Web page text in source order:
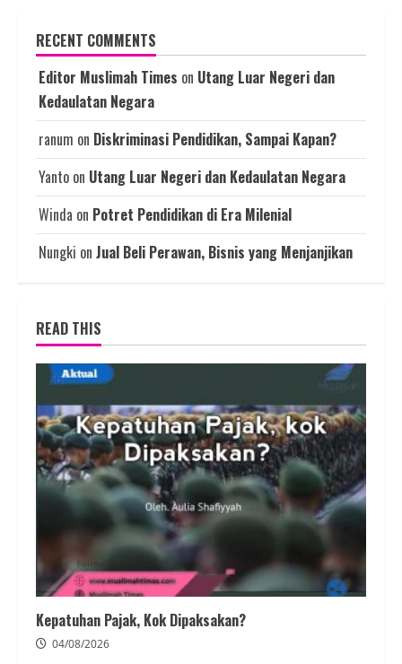
RECENT COMMENTS
Editor Muslimah Times on Utang Luar Negeri dan
Kedaulatan Negara
ranum on Diskriminasi Pendidikan, Sampai Kapan?
Yanto on Utang Luar Negeri dan Kedaulatan Negara
Winda on Potret Pendidikan di Era Milenial
Nungki on Jual Beli Perawan, Bisnis yang Menjanjikan
READ THIS
Kepatuhan Pajak, Kok Dipaksakan?
04/08/2026